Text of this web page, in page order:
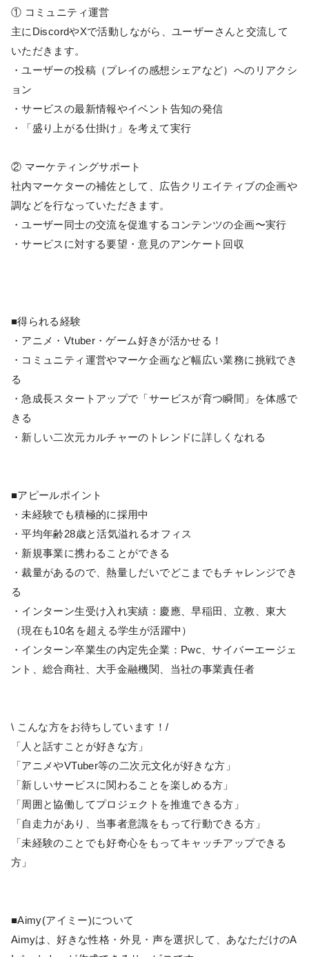
① コミュニティ運営
主にDiscordやXで活動しながら、ユーザーさんと交流して
いただきます。
・ユーザーの投稿（プレイの感想シェアなど）へのリアクシ
ョン
・サービスの最新情報やイベント告知の発信
・「盛り上がる仕掛け」を考えて実行
② マーケティングサポート
社内マーケターの補佐として、広告クリエイティブの企画や
調などを行なっていただきます。
・ユーザー同士の交流を促進するコンテンツの企画〜実行
・サービスに対する要望・意見のアンケート回収
■得られる経験
・アニメ・Vtuber・ゲーム好きが活かせる！
・コミュニティ運営やマーケ企画など幅広い業務に挑戦でき
る
・急成長スタートアップで「サービスが育つ瞬間」を体感で
きる
・新しい二次元カルチャーのトレンドに詳しくなれる
■アピールポイント
・未経験でも積極的に採用中
・平均年齢28歳と活気溢れるオフィス
・新規事業に携わることができる
・裁量があるので、熱量しだいでどこまでもチャレンジでき
る
・インターン生受け入れ実績：慶應、早稲田、立教、東大
（現在も10名を超える学生が活躍中）
・インターン卒業生の内定先企業：Pwc、サイバーエージェ
ント、総合商社、大手金融機関、当社の事業責任者
\ こんな方をお待ちしています！/
「人と話すことが好きな方」
「アニメやVTuber等の二次元文化が好きな方」
「新しいサービスに関わることを楽しめる方」
「周囲と協働してプロジェクトを推進できる方」
「自走力があり、当事者意識をもって行動できる方」
「未経験のことでも好奇心をもってキャッチアップできる
方」
■Aimy(アイミー)について
Aimyは、好きな性格・外見・声を選択して、あなただけのA